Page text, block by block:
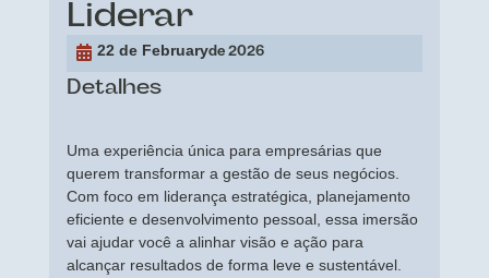
Liderar
22 de Februaryde 2026
Detalhes
Uma experiência única para empresárias que
querem transformar a gestão de seus negócios.
Com foco em liderança estratégica, planejamento
eficiente e desenvolvimento pessoal, essa imersão
vai ajudar você a alinhar visão e ação para
alcançar resultados de forma leve e sustentável.